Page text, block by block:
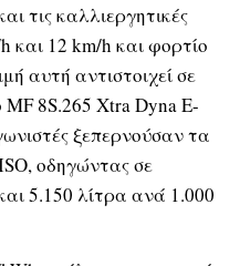
τις καλλιεργητικές
και 12 km/h και φορτίο
αυτή αντιστοιχεί σε
8S.265 Xtra Dyna E-
ξεπερνούσαν τα
οδηγώντας σε
5.150 λίτρα ανά 1.000